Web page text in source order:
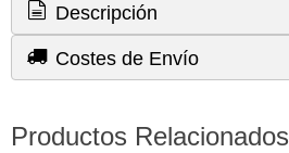
Descripción
Costes de Envío
Productos Relacionados